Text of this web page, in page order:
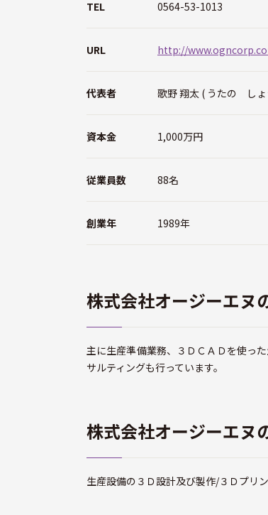
TEL 0564-53-1013
URL http://
代表者 歌野 翔太 ( うたの しょ
資本金 1,000万円
従業員数 88名
創業年 1989年
株式会社オージーエヌ
主に生産準備業務、３ＤＣＡＤを使っ
サルティングも行っています。
株式会社オージーエヌ
生産設備の３Ｄ設計及び製作/３Ｄプリ